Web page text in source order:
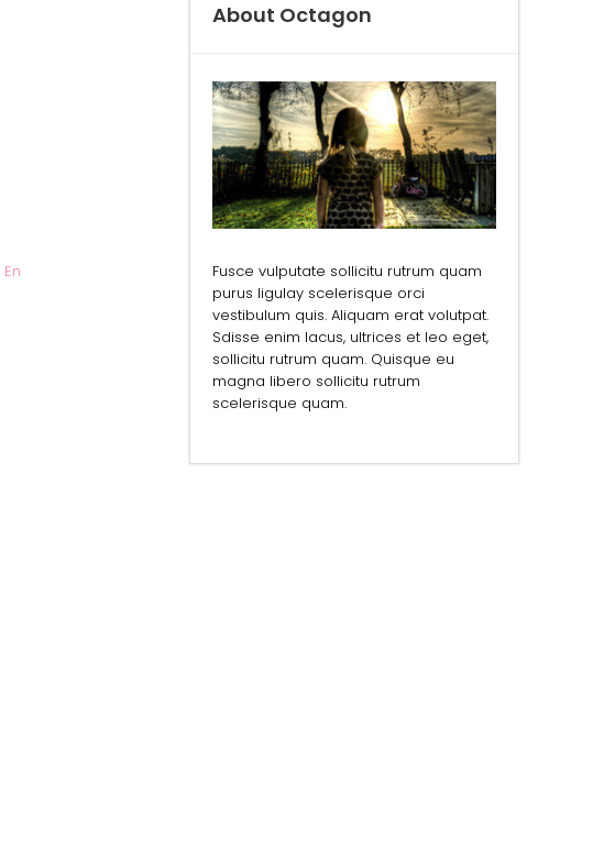
En
About Octagon
Fusce vulputate sollicitu rutrum quam
purus ligulay scelerisque orci
vestibulum quis. Aliquam erat volutpat.
Sdisse enim lacus, ultrices et leo eget,
sollicitu rutrum quam. Quisque eu
magna libero sollicitu rutrum
scelerisque quam.